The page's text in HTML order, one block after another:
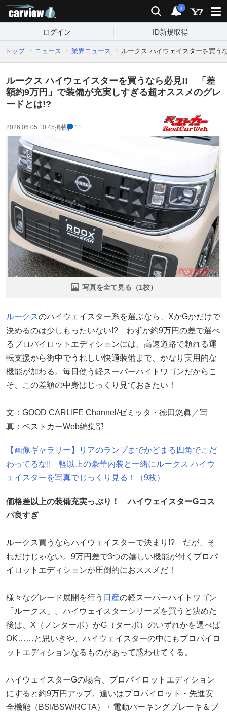
検索 通知
i
ログイン ID新規取得
トップ ニュース 業界ニュース ルークス ハイウェイスターを買
ルークス ハイウェイスターを買うなら必見!! 「差
額約9万円」で装備が充実しすぎる超オススメのグレ
ードとは!?
2026.06.05 10:45掲載 11
写真を全て見る（1枚）
ルークスのハイウェイスター系を選ぶなら、XかGかだけで
決めるのは少しもったいない!? わずか約9万円の差で選べ
るプロパイロットエディションには、高速道路で頼れる運
転支援から街中でうれしい快適装備まで、かなり実用的な
機能が加わる。毎日使う軽スーパーハイトワゴンだからこ
そ、この差額の中身はじっくり見ておきたい！
文：GOOD CARLIFE Channel/ゼミッタ・徳田悠眞／写
真：ベストカーWeb編集部
【画像ギャラリー】リアのランプまでかどまる四角でこだ
わってるな!! 軽以上の豪華内装と一緒にルークス ハイウ
ェイスターを写真でじっくり見る！（9枚）
価格差以上の装備充実っぷり！ ハイウェイスターGコス
パ良すぎ
ルークス買うならハイウェイスターで決まり!? だが、そ
れだけじゃない。9万円差で3つの嬉しい機能が付くプロパ
イロットエディションが圧倒的におススメだ！
様々なグレード展開を行う 日産の軽スーパーハイトワゴン
「ルークス」。ハイウェイスターシリーズを買うと決めた
後は、X（ノンターボ）かG（ターボ）のいずれかを選べば
OK……と思いきや、ハイウェイスターの中にもプロパイロ
ットエディションなるものがあって惑わせてくる。
ハイウェイスターGの場合、プロパイロットエディション
にすると約9万円アップ。違いはプロパイロット・先進安
全機能（BSI/BSW/RCTA）・電動パーキングブレーキ＆ブ